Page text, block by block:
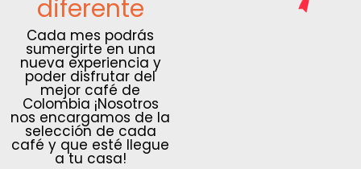
diferente
Cada mes podrás
sumergirte en una
nueva experiencia y
poder disfrutar del
mejor café de
Colombia ¡Nosotros
nos encargamos de la
selección de cada
café y que esté llegue
a tu casa!